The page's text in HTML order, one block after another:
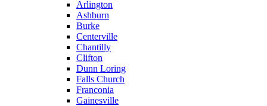
Arlington
Ashburn
Burke
Centerville
Chantilly
Clifton
Dunn Loring
Falls Church
Franconia
Gainesville